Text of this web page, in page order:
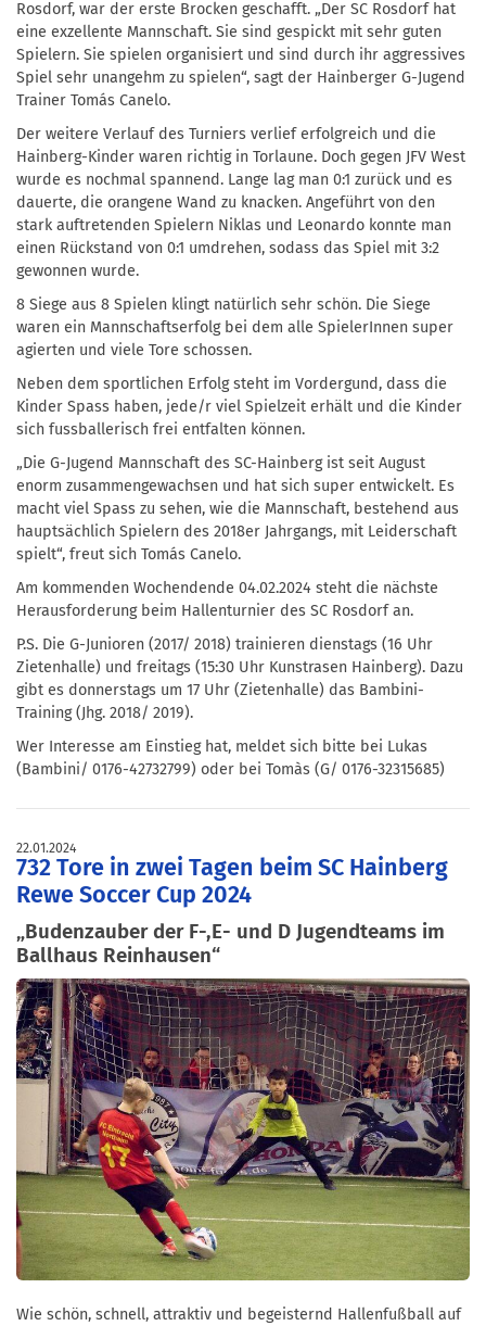
Rosdorf, war der erste Brocken geschafft. „Der SC Rosdorf hat
eine exzellente Mannschaft. Sie sind gespickt mit sehr guten
Spielern. Sie spielen organisiert und sind durch ihr aggressives
Spiel sehr unangehm zu spielen“, sagt der Hainberger G-Jugend
Trainer Tomás Canelo.
Der weitere Verlauf des Turniers verlief erfolgreich und die
Hainberg-Kinder waren richtig in Torlaune. Doch gegen JFV West
wurde es nochmal spannend. Lange lag man 0:1 zurück und es
dauerte, die orangene Wand zu knacken. Angeführt von den
stark auftretenden Spielern Niklas und Leonardo konnte man
einen Rückstand von 0:1 umdrehen, sodass das Spiel mit 3:2
gewonnen wurde.
8 Siege aus 8 Spielen klingt natürlich sehr schön. Die Siege
waren ein Mannschaftserfolg bei dem alle SpielerInnen super
agierten und viele Tore schossen.
Neben dem sportlichen Erfolg steht im Vordergund, dass die
Kinder Spass haben, jede/r viel Spielzeit erhält und die Kinder
sich fussballerisch frei entfalten können.
„Die G-Jugend Mannschaft des SC-Hainberg ist seit August
enorm zusammengewachsen und hat sich super entwickelt. Es
macht viel Spass zu sehen, wie die Mannschaft, bestehend aus
hauptsächlich Spielern des 2018er Jahrgangs, mit Leiderschaft
spielt“, freut sich Tomás Canelo.
Am kommenden Wochendende 04.02.2024 steht die nächste
Herausforderung beim Hallenturnier des SC Rosdorf an.
P.S. Die G-Junioren (2017/ 2018) trainieren dienstags (16 Uhr
Zietenhalle) und freitags (15:30 Uhr Kunstrasen Hainberg). Dazu
gibt es donnerstags um 17 Uhr (Zietenhalle) das Bambini-
Training (Jhg. 2018/ 2019).
Wer Interesse am Einstieg hat, meldet sich bitte bei Lukas
(Bambini/ 0176-42732799) oder bei Tomàs (G/ 0176-32315685)
22.01.2024
732 Tore in zwei Tagen beim SC Hainberg
Rewe Soccer Cup 2024
„Budenzauber der F-,E- und D Jugendteams im
Ballhaus Reinhausen“
Wie schön, schnell, attraktiv und begeisternd Hallenfußball auf